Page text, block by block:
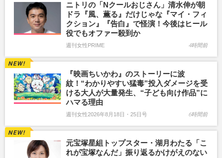
ニトリの「Nクールおじさん」清水伸が朝
ドラ『風、薫る』だけじゃな『マイ・フィ
クション』『告白』で怪演！今後はヒール
役でもオファー殺到か
週刊女性PRIME 4時間前
『映画ちいかわ』のストーリーに波
紋！“わかりやすい猛毒”投入ダメージを受
ける大人が大量発生、“子ども向け作品”に
ハマる理由
週刊女性2026年8月18日・25日号 6時間前
元宝塚星組トップスター・湖月わたる「こ
れが宝塚なんだ」振り返るかけがえのない